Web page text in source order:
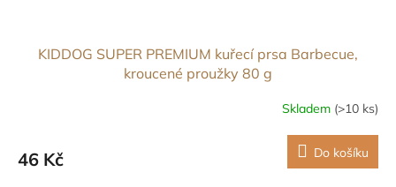
KIDDOG SUPER PREMIUM kuřecí prsa Barbecue,
kroucené proužky 80 g
Skladem (>10 ks)
46 Kč Do košíku